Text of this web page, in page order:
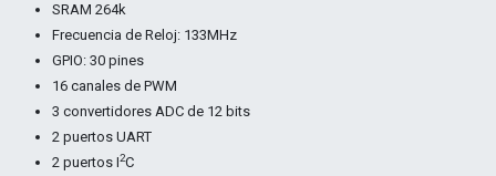
SRAM 264k
Frecuencia de Reloj: 133MHz
GPIO: 30 pines
16 canales de PWM
3 convertidores ADC de 12 bits
2 puertos UART
2 puertos I2C